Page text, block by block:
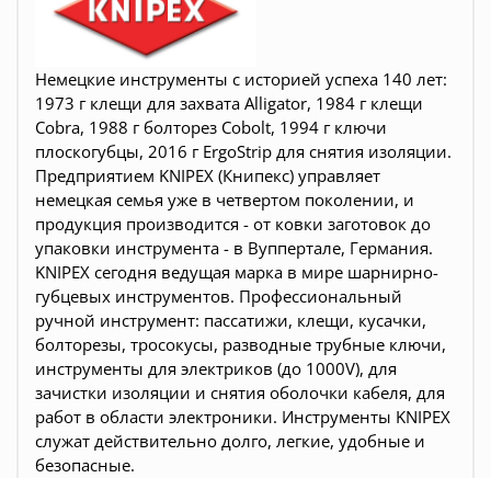
Немецкие инструменты c историей успеха 140 лет:
1973 г клещи для захвата Alligator, 1984 г клещи
Cobra, 1988 г болторез Cobolt, 1994 г ключи
плоскогубцы, 2016 г ErgoStrip для снятия изоляции.
Предприятием KNIPEX (Книпекс) управляет
немецкая семья уже в четвертом поколении, и
продукция производится - от ковки заготовок до
упаковки инструмента - в Вуппертале, Германия.
KNIPEX сегодня ведущая марка в мире шарнирно-
губцевых инструментов. Профессиональный
ручной инструмент: пассатижи, клещи, кусачки,
болторезы, тросокусы, разводные трубные ключи,
инструменты для электриков (до 1000V), для
зачистки изоляции и снятия оболочки кабеля, для
работ в области электроники. Инструменты KNIPEX
служат действительно долго, легкие, удобные и
безопасные.